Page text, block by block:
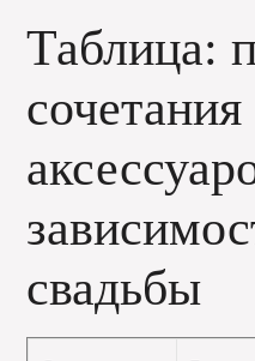
Таблица:
сочетания
свадьбы